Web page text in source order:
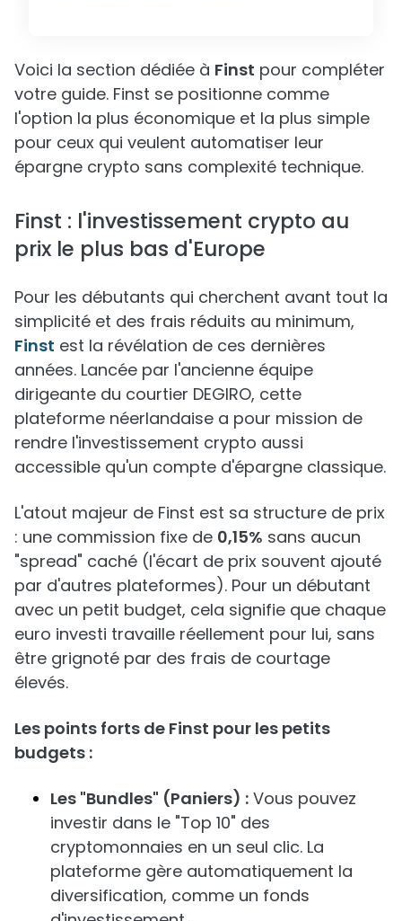
Voici la section dédiée à Finst pour compléter
votre guide. Finst se positionne comme
l'option la plus économique et la plus simple
pour ceux qui veulent automatiser leur
épargne crypto sans complexité technique.
Finst : l'investissement crypto au
prix le plus bas d'Europe
Pour les débutants qui cherchent avant tout la
simplicité et des frais réduits au minimum,
Finst est la révélation de ces dernières
années. Lancée par l'ancienne équipe
dirigeante du courtier DEGIRO, cette
plateforme néerlandaise a pour mission de
rendre l'investissement crypto aussi
accessible qu'un compte d'épargne classique.
L'atout majeur de Finst est sa structure de prix
: une commission fixe de 0,15% sans aucun
"spread" caché (l'écart de prix souvent ajouté
par d'autres plateformes). Pour un débutant
avec un petit budget, cela signifie que chaque
euro investi travaille réellement pour lui, sans
être grignoté par des frais de courtage
élevés.
Les points forts de Finst pour les petits
budgets :
Les "Bundles" (Paniers) : Vous pouvez
investir dans le "Top 10" des
cryptomonnaies en un seul clic. La
plateforme gère automatiquement la
diversification, comme un fonds